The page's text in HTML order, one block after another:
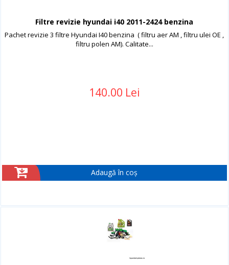
Filtre revizie hyundai i40 2011-2424 benzina
Pachet revizie 3 filtre Hyundai I40 benzina ( filtru aer AM , filtru ulei OE ,
filtru polen AM). Calitate...
140.00 Lei
Adaugă în coș